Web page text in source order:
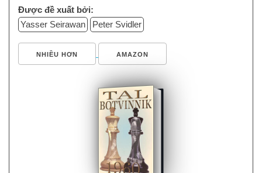
Được đề xuất bởi:
Yasser Seirawan
Peter Svidler
NHIỀU HƠN AMAZON